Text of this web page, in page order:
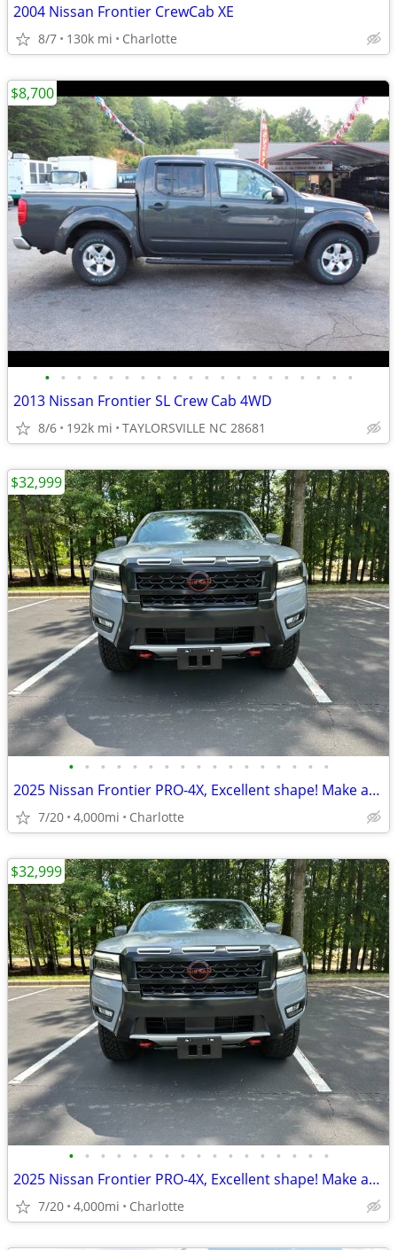
2004 Nissan Frontier CrewCab XE
8/7 130k mi Charlotte
• • • • • • • • • • • • • • • • • • • •
2013 Nissan Frontier SL Crew Cab 4WD
8/6 192k mi TAYLORSVILLE NC 28681
$8,700
• • • • • • • • • • • • • • • • •
2025 Nissan Frontier PRO-4X, Excellent shape! Make an offer!
7/20 4,000mi Charlotte
$32,999
• • • • • • • • • • • • • • • • •
2025 Nissan Frontier PRO-4X, Excellent shape! Make an offer!
7/20 4,000mi Charlotte
$32,999